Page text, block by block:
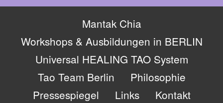
Mantak Chia
Workshops & Ausbildungen in BERLIN
Universal HEALING TAO System
Tao Team Berlin
Philosophie
Pressespiegel
Links
Kontakt